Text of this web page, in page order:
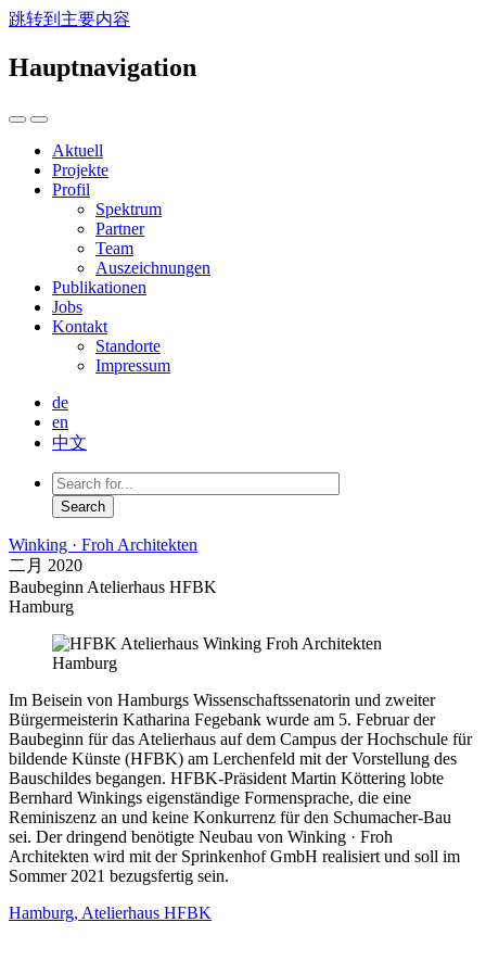
跳转到主要内容
Hauptnavigation
Aktuell
Projekte
Profil
Spektrum
Partner
Team
Auszeichnungen
Publikationen
Jobs
Kontakt
Standorte
Impressum
de
en
中文
Winking · Froh Architekten
二月 2020
Baubeginn Atelierhaus HFBK
Hamburg
Im Beisein von Hamburgs Wissenschaftssenatorin und zweiter
Bürgermeisterin Katharina Fegebank wurde am 5. Februar der
Baubeginn für das Atelierhaus auf dem Campus der Hochschule für
bildende Künste (HFBK) am Lerchenfeld mit der Vorstellung des
Bauschildes begangen. HFBK-Präsident Martin Köttering lobte
Bernhard Winkings eigenständige Formensprache, die eine
Reminiszenz an und keine Konkurrenz für den Schumacher-Bau
sei. Der dringend benötigte Neubau von Winking · Froh
Architekten wird mit der Sprinkenhof GmbH realisiert und soll im
Sommer 2021 bezugsfertig sein.
Hamburg, Atelierhaus HFBK